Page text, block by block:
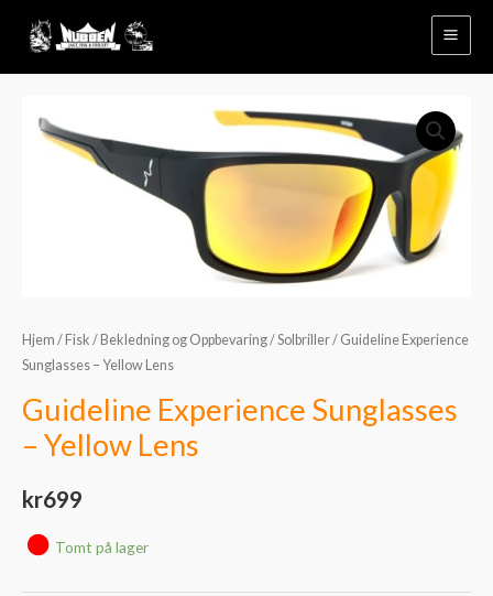
Hjem / Fisk / Bekledning og Oppbevaring/Solbriller/ Guideline Experience
Sunglasses – Yellow Lens
Guideline Experience Sunglasses
– Yellow Lens
kr699
Tomt på lager